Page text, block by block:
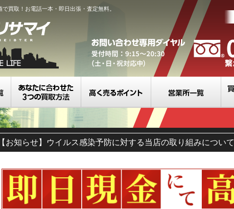
買取！お電話一本・即日出張・査定無料。
【お知らせ】ウイルス感染予防に対する当店の取り組みについて